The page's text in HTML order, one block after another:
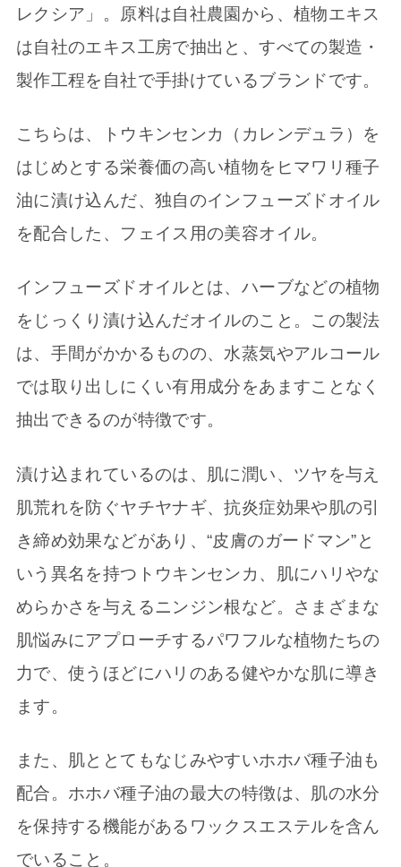
レクシア」。原料は自社農園から、植物エキス
は自社のエキス工房で抽出と、すべての製造・
製作工程を自社で手掛けているブランドです。
こちらは、トウキンセンカ（カレンデュラ）を
はじめとする栄養価の高い植物をヒマワリ種子
油に漬け込んだ、独自のインフューズドオイル
を配合した、フェイス用の美容オイル。
インフューズドオイルとは、ハーブなどの植物
をじっくり漬け込んだオイルのこと。この製法
は、手間がかかるものの、水蒸気やアルコール
では取り出しにくい有用成分をあますことなく
抽出できるのが特徴です。
漬け込まれているのは、肌に潤い、ツヤを与え
肌荒れを防ぐヤチヤナギ、抗炎症効果や肌の引
き締め効果などがあり、“皮膚のガードマン”と
いう異名を持つトウキンセンカ、肌にハリやな
めらかさを与えるニンジン根など。さまざまな
肌悩みにアプローチするパワフルな植物たちの
力で、使うほどにハリのある健やかな肌に導き
ます。
また、肌ととてもなじみやすいホホバ種子油も
配合。ホホバ種子油の最大の特徴は、肌の水分
を保持する機能があるワックスエステルを含ん
でいること。